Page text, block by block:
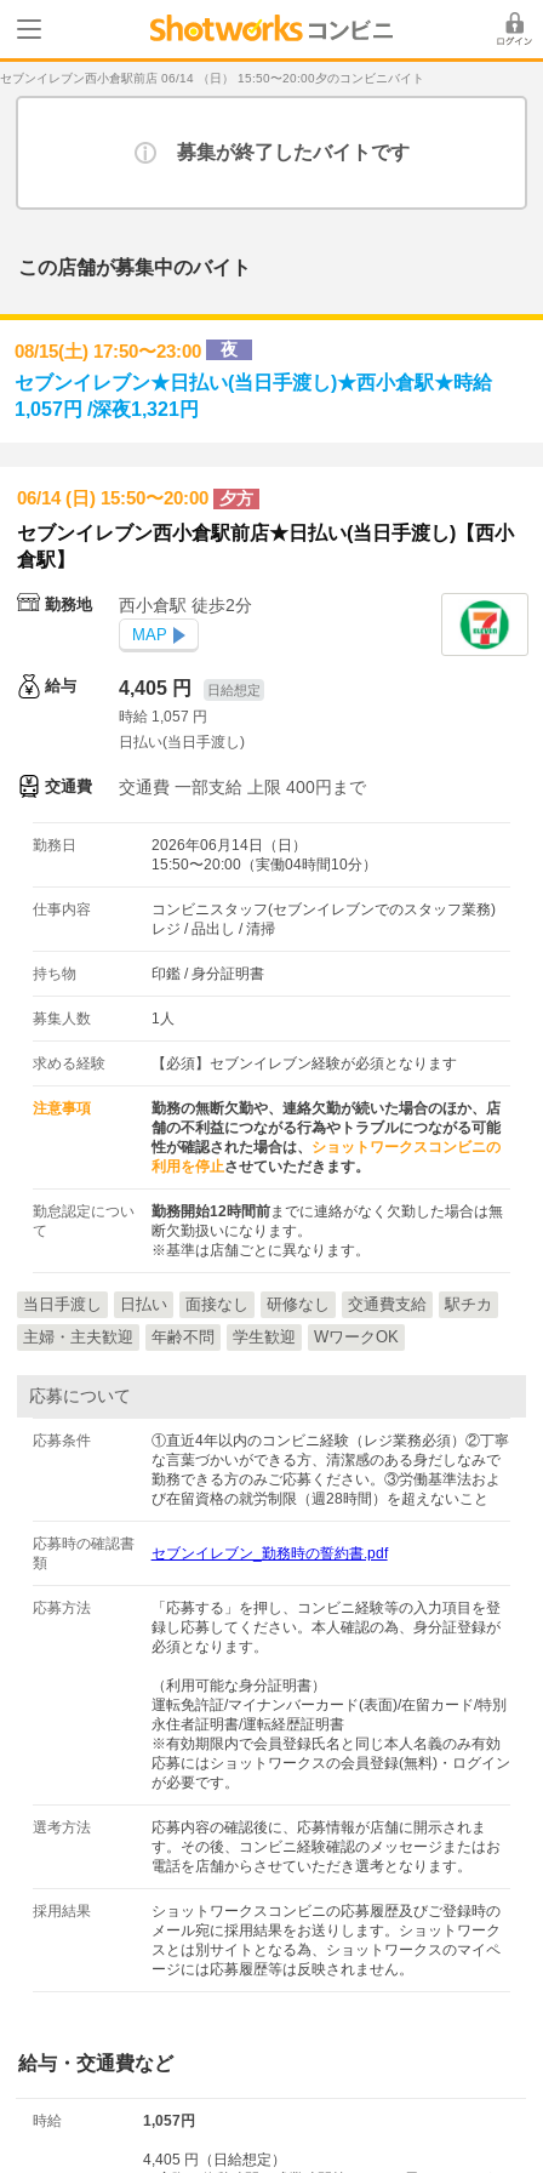
セブンイレブン西小倉駅前店 06/14 （日） 15:50〜20:00夕のコンビニバイト
募集が終了したバイトです
この店舗が募集中のバイト
08/15(土) 17:50〜23:00 夜
セブンイレブン★日払い(当日手渡し)★西小倉駅★時給
1,057円 /深夜1,321円
06/14 (日) 15:50〜20:00 夕方
セブンイレブン西小倉駅前店★日払い(当日手渡し)【西小
倉駅】
勤務地 西小倉駅 徒歩2分
MAP
給与 4,405 円 日給想定
時給 1,057 円
日払い(当日手渡し)
交通費 交通費 一部支給 上限 400円まで
勤務日
2026年06月14日（日）
15:50〜20:00（実働04時間10分）
仕事内容
コンビニスタッフ(セブンイレブンでのスタッフ業務)
レジ / 品出し / 清掃
持ち物 印鑑 /身分証明書
募集人数 1人
求める経験 【必須】セブンイレブン経験が必須となります
注意事項
勤務の無断欠勤や、連絡欠勤が続いた場合のほか、店
舗の不利益につながる行為やトラブルにつながる可能
性が確認された場合は、
ショットワークスコンビニの
利用を停止させていただきます。
勤怠認定につい
て
勤務開始12時間前までに連絡がなく欠勤した場合は無
断欠勤扱いになります。
※基準は店舗ごとに異なります。
当日手渡し 日払い 面接なし 研修なし 交通費支給
駅チカ
主婦・主夫歓迎
年齢不問 学生歓迎 WワークOK
応募について
応募条件
①直近4年以内のコンビニ経験（レジ業務必須）②丁寧
な言葉づかいができる方、清潔感のある身だしなみで
勤務できる方のみご応募ください。③労働基準法およ
び在留資格の就労制限（週28時間）を超えないこと
応募時の確認書
類
セブンイレブン_勤務時の誓約書.pdf
応募方法
「応募する」を押し、コンビニ経験等の入力項目を登
録し応募してください。本人確認の為、身分証登録が
必須となります。
（利用可能な身分証明書）
運転免許証/マイナンバーカード(表面)/在留カード/特別
永住者証明書/運転経歴証明書
※有効期限内で会員登録氏名と同じ本人名義のみ有効
応募にはショットワークスの会員登録(無料)・ログイン
が必要です。
選考方法
応募内容の確認後に、応募情報が店舗に開示されま
す。その後、コンビニ経験確認のメッセージまたはお
電話を店舗からさせていただき選考となります。
採用結果
ショットワークスコンビニの応募履歴及びご登録時の
メール宛に採用結果をお送りします。ショットワーク
スとは別サイトとなる為、ショットワークスのマイペ
ージには応募履歴等は反映されません。
給与・交通費など
時給 1,057円
4,405 円（日給想定）